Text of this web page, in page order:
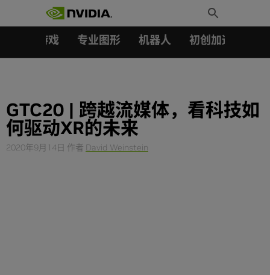
Toggle
Search
游戏 专业图形 机器人 初创加速会员成
GTC20 | 跨越流媒体，看科技如
何驱动XR的未来
2020年9月14日 作者 David Weinstein